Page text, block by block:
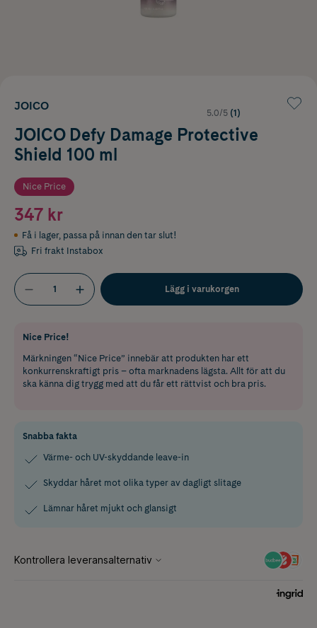
JOICO
5.0/5 (1)
JOICO Defy Damage Protective
Shield 100 ml
Nice Price
347 kr
Få i lager, passa på innan den tar slut!
Fri frakt Instabox
Lägg i varukorgen
Nice Price!
Märkningen “Nice Price” innebär att produkten har ett
konkurrenskraftigt pris – ofta marknadens lägsta. Allt för att du
ska känna dig trygg med att du får ett rättvist och bra pris.
Snabba fakta
Värme- och UV-skyddande leave-in
Skyddar håret mot olika typer av dagligt slitage
Lämnar håret mjukt och glansigt